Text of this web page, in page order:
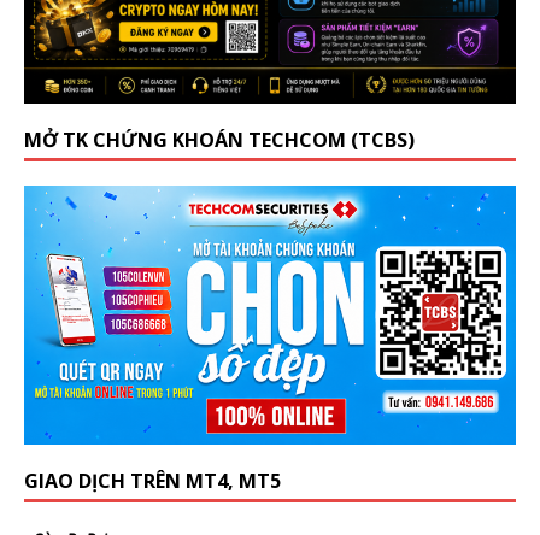
MỞ TK CHỨNG KHOÁN TECHCOM (TCBS)
GIAO DỊCH TRÊN MT4, MT5